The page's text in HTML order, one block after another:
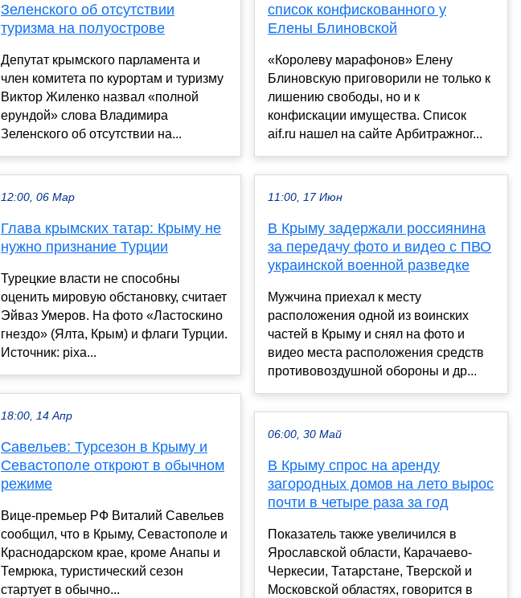
Зеленского об отсутствии
туризма на полуострове
Депутат крымского парламента и
член комитета по курортам и туризму
Виктор Жиленко назвал «полной
ерундой» слова Владимира
Зеленского об отсутствии на...
12:00, 06 Мар
Глава крымских татар: Крыму не
нужно признание Турции
Турецкие власти не способны
оценить мировую обстановку, считает
Эйваз Умеров. На фото «Ластоскино
гнездо» (Ялта, Крым) и флаги Турции.
Источник: pixa...
18:00, 14 Апр
Савельев: Турсезон в Крыму и
Севастополе откроют в обычном
режиме
Вице-премьер РФ Виталий Савельев
сообщил, что в Крыму, Севастополе и
Краснодарском крае, кроме Анапы и
Темрюка, туристический сезон
стартует в обычно...
список конфискованного у
Елены Блиновской
«Королеву марафонов» Елену
Блиновскую приговорили не только к
лишению свободы, но и к
конфискации имущества. Список
aif.ru нашел на сайте Арбитражног...
11:00, 17 Июн
В Крыму задержали россиянина
за передачу фото и видео с ПВО
украинской военной разведке
Мужчина приехал к месту
расположения одной из воинских
частей в Крыму и снял на фото и
видео места расположения средств
противовоздушной обороны и др...
06:00, 30 Май
В Крыму спрос на аренду
загородных домов на лето вырос
почти в четыре раза за год
Показатель также увеличился в
Ярославской области, Карачаево-
Черкесии, Татарстане, Тверской и
Московской областях, говорится в